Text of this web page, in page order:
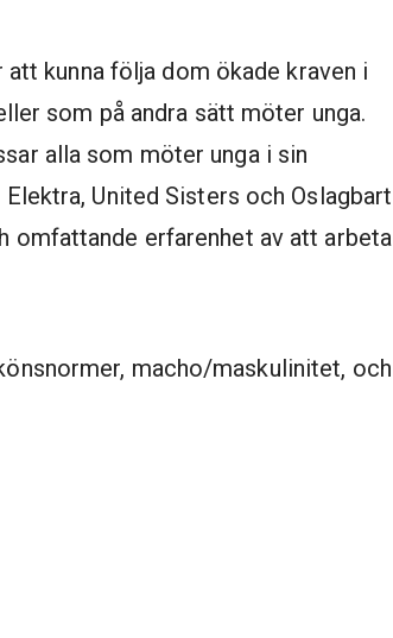
kunna följa dom ökade kraven i
som på andra sätt möter unga.
alla som möter unga i sin
United Sisters och Oslagbart
omfattande erfarenhet av att arbeta
macho/maskulinitet, och